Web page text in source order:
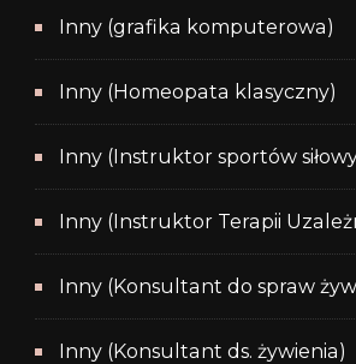
Inny (grafika komputerowa)
Inny (Homeopata klasyczny)
Inny (Instruktor sportów
Inny (Instruktor Terapii
Inny (Konsultant do spraw
Inny (Konsultant ds. żywienia)